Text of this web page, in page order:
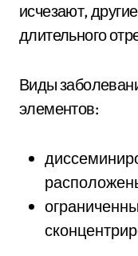
исчезают,
длительного
Виды
элементов: